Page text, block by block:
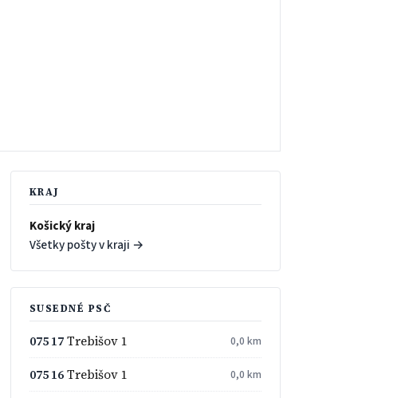
KRAJ
Košický kraj
Všetky pošty v kraji →
SUSEDNÉ PSČ
075 17Trebišov 1 0,0 km
075 16Trebišov 1 0,0 km